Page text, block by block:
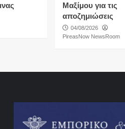
Μαξίμου για τις
αποζημιώσεις
04/08/2026
PireasNow NewsRoom